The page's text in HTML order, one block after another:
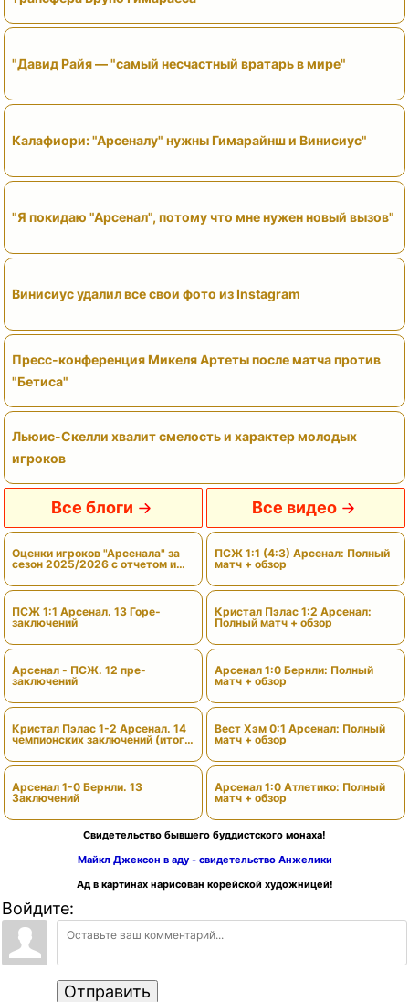
"Давид Райя — "самый несчастный вратарь в мире"
Калафиори: "Арсеналу" нужны Гимарайнш и Винисиус"
"Я покидаю "Арсенал", потому что мне нужен новый вызов"
Винисиус удалил все свои фото из Instagram
Пресс-конференция Микеля Артеты после матча против
"Бетиса"
Льюис-Скелли хвалит смелость и характер молодых
игроков
Все блоги
Оценки игроков "Арсенала" за
сезон 2025/2026 с отчетом и
вердиктами
ПСЖ 1:1 Арсенал. 13 Горе-
заключений
Арсенал - ПСЖ. 12 пре-
заключений
Кристал Пэлас 1-2 Арсенал. 14
чемпионских заключений (итоги
Арсенал 1-0 Бернли. 13
Заключений
Все видео
ПСЖ 1:1 (4:3) Арсенал: Полный
матч + обзор
Кристал Пэлас 1:2 Арсенал:
Полный матч + обзор
Арсенал 1:0 Бернли: Полный
матч + обзор
Вест Хэм 0:1 Арсенал: Полный
матч + обзор
Арсенал 1:0 Атлетико: Полный
матч + обзор
Свидетельство бывшего буддистского монаха!
Майкл Джексон в аду - свидетельство Анжелики
Ад в картинах нарисован корейской художницей!
Войдите:
Отправить